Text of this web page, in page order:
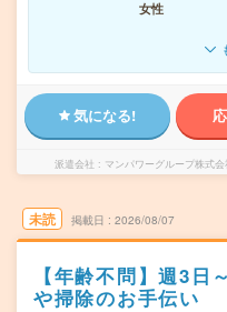
女性
気になる!
派遣会社 マンパワーグループ株式
未読 掲載日 2026/08/07
【年齢不問】週3日
や掃除のお手伝い